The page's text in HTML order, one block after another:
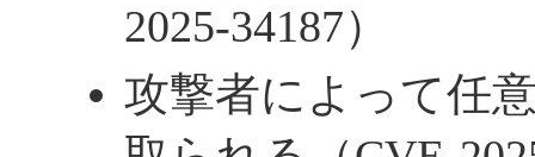
2025-34187）
攻撃者によって任